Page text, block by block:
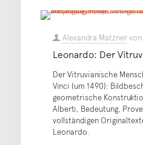
Alexandra Matznervon
Leonardo: Der
Der Vitruvianische
Vinci (um 1490):
geometrische
Alberti, Bedeutung,
vollständigen
Leonardo.